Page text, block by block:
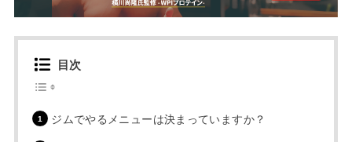
目次
ジムでやるメニューは決まっていますか？